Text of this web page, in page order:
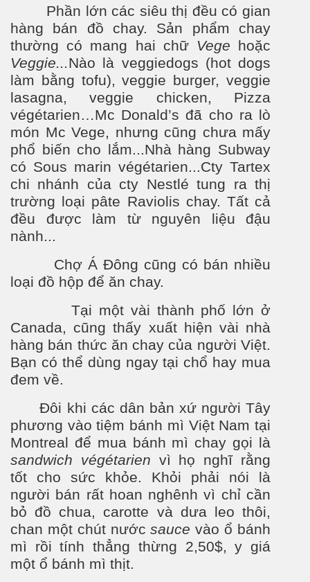
Phần lớn các siêu thị đều có gian
hàng bán đồ chay. Sản phẩm chay
thường có mang hai chữ Vege hoặc
Veggie...Nào là veggiedogs (hot dogs
làm bằng tofu), veggie burger, veggie
lasagna, veggie chicken, Pizza
végétarien…Mc Donald’s đã cho ra lò
món Mc Vege, nhưng cũng chưamấy
phổ biến cho lắm...Nhà hàng Subway
có Sous marin végétarien...Cty Tartex
chi nhánh của cty Nestlé tung ra thị
trường loại pâte Raviolis chay. Tất cả
đều được làm từ nguyên liệu đậu
nành...
Chợ Á Đông cũng có bán nhiều
loại đồ hộp để ăn chay.
Tại một vài thành phố lớn ở
Canada, cũng thấy xuất hiện vài nhà
hàng bán thức ăn chay của người Việt.
Bạn có thể dùng ngay tại chổ hay mua
đem về.
Đôi khi các dân bản xứ người Tây
phương vào tiệm bánh mì Việt Nam tại
Montreal để mua bánh mì chay gọi là
sandwich végétarien vì họ nghĩ rằng
tốt cho sức khỏe. Khỏi phải nói là
người bán rất hoan nghênh vì chỉ cần
bỏ đồ chua, carotte và dưa leo thôi,
chan một chút nướcsauce vào ổ bánh
mì rồi tính thẳng thừng 2,50$, y giá
một ổ bánh mì thịt.